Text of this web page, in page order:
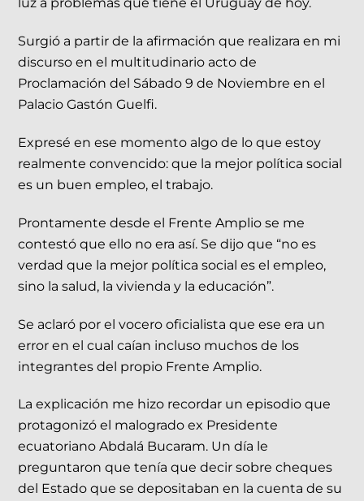
luz a problemas que tiene el Uruguay de hoy.
Surgió a partir de la afirmación que realizara en mi
discurso en el multitudinario acto de
Proclamación del Sábado 9 de Noviembre en el
Palacio Gastón Guelfi.
Expresé en ese momento algo de lo que estoy
realmente convencido: que la mejor política social
es un buen empleo, el trabajo.
Prontamente desde el Frente Amplio se me
contestó que ello no era así. Se dijo que “no es
verdad que la mejor política social es el empleo,
sino la salud, la vivienda y la educación”.
Se aclaró por el vocero oficialista que ese era un
error en el cual caían incluso muchos de los
integrantes del propio Frente Amplio.
La explicación me hizo recordar un episodio que
protagonizó el malogrado ex Presidente
ecuatoriano Abdalá Bucaram. Un día le
preguntaron que tenía que decir sobre cheques
del Estado que se depositaban en la cuenta de su